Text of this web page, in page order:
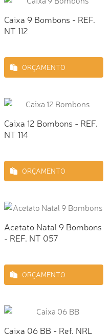
Caixa 9 Bombons - REF.
NT 112
ORÇAMENTO
Caixa 12 Bombons - REF.
NT 114
ORÇAMENTO
Acetato Natal 9 Bombons
- REF. NT 057
ORÇAMENTO
Caixa 06 BB - Ref. NRL